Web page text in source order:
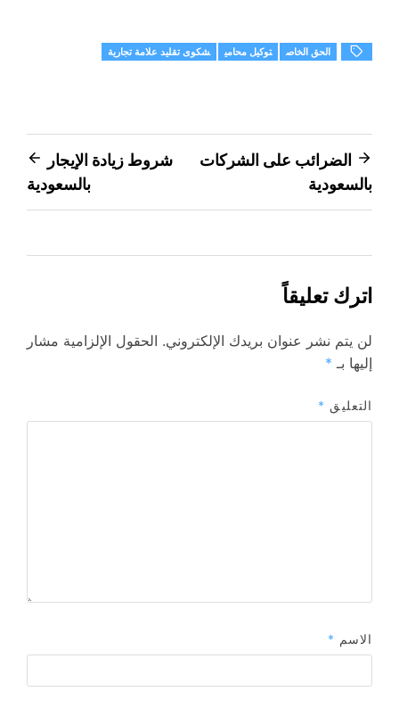
الحق الخاص توكيل محامي شكوى تقليد علامة تجارية
تصفّح
المقالات
الضرائب على الشركات
بالسعودية
شروط زيادة الإيجار
بالسعودية
اترك تعليقاً
لن يتم نشر عنوان بريدك الإلكتروني. الحقول الإلزامية مشار
إليها بـ *
التعليق *
الاسم *